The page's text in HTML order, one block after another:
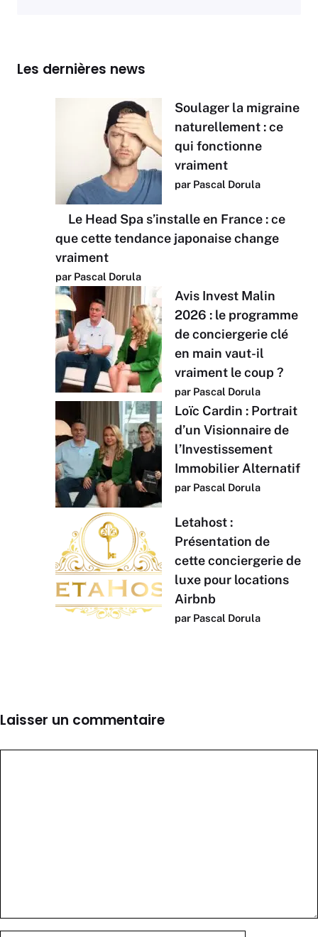
Les dernières news
Soulager la migraine
naturellement : ce
qui fonctionne
vraiment
par Pascal Dorula
Le Head Spa s’installe en France : ce
que cette tendance japonaise change
vraiment
par Pascal Dorula
Avis Invest Malin
2026 : le programme
de conciergerie clé
en main vaut-il
vraiment le coup ?
par Pascal Dorula
Loïc Cardin : Portrait
d’un Visionnaire de
l’Investissement
Immobilier Alternatif
par Pascal Dorula
Letahost :
Présentation de
cette conciergerie de
luxe pour locations
Airbnb
par Pascal Dorula
Laisser un commentaire